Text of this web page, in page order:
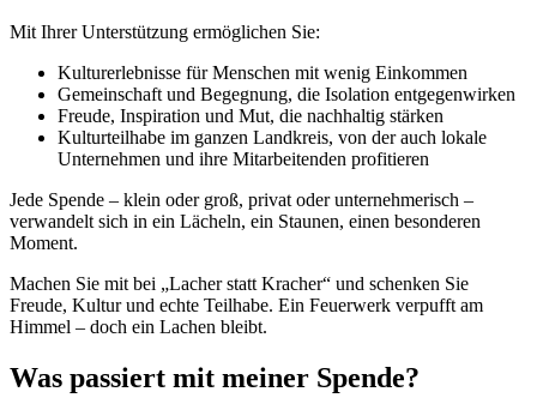
Mit Ihrer Unterstützung ermöglichen Sie:
Kulturerlebnisse für Menschen mit wenig Einkommen
Gemeinschaft und Begegnung, die Isolation entgegenwirken
Freude, Inspiration und Mut, die nachhaltig stärken
Kulturteilhabe im ganzen Landkreis, von der auch lokale
Unternehmen und ihre Mitarbeitenden profitieren
Jede Spende – klein oder groß, privat oder unternehmerisch –
verwandelt sich in ein Lächeln, ein Staunen, einen besonderen
Moment.
Machen Sie mit bei „Lacher statt Kracher“ und schenken Sie
Freude, Kultur und echte Teilhabe. Ein Feuerwerk verpufft am
Himmel – doch ein Lachen bleibt.
Was passiert mit meiner Spende?